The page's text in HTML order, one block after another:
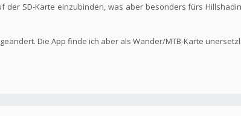
SD-Karte einzubinden, was aber besonders fürs
Die App finde ich aber als Wander/MTB-Karte